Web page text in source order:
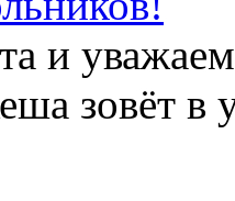
и
зовёт в